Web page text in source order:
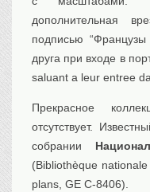
дополнительная
подписью “Французы
друга при входе в
saluant a leur entree
Прекрасное
отсутствует.
собрании
(Bibliothèque
plans, GE C-8406).